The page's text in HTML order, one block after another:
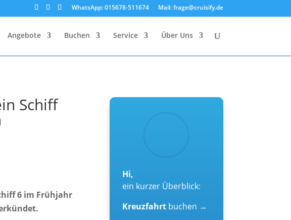
WhatsApp: 015678-511674 Mail: frage@cruisify.de
Angebote Buchen Service Über Uns
Schiff
6 im Frühjahr
Hi,
ein kurzer Überblick:
Kreuzfahrt buchen →